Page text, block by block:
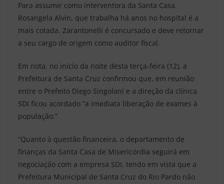
Para assumir como interventora da Santa Casa,
Rosangela Alvin, que trabalha há anos no hospital é a
mais cotada. Zarantonelli é concursado e deve retornar
a seu cargo de origem como auditor fiscal.
Em nota, no início da noite desta terça-feira (12), a
Prefeitura de Santa Cruz confirmou que, em reunião
entre o Prefeito Diego Singolani e a direção da clínica
SDI ficou acordado “a imediata liberação de exames à
população.”
“Quanto à questão financeira, o departamento de
finanças da Santa Casa de Misericórdia seguirá em
negociação com a empresa SDI, tendo em vista que a
Prefeitura Municipal de Santa Cruz do Rio Pardo não